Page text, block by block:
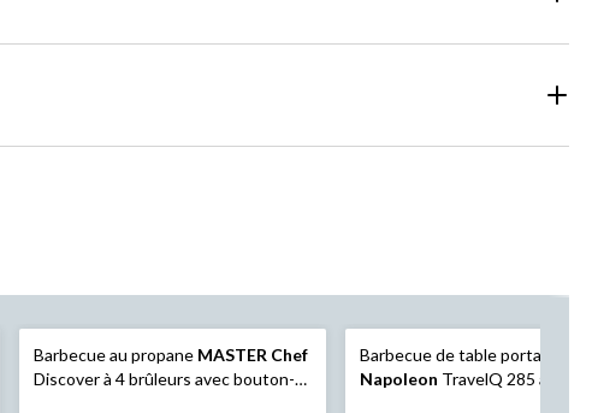
Barbecue au propane MASTER Chef
Discover à 4 brûleurs avec bouton-
Barbecue de table portatif au
Napoleon TravelQ 285 avec